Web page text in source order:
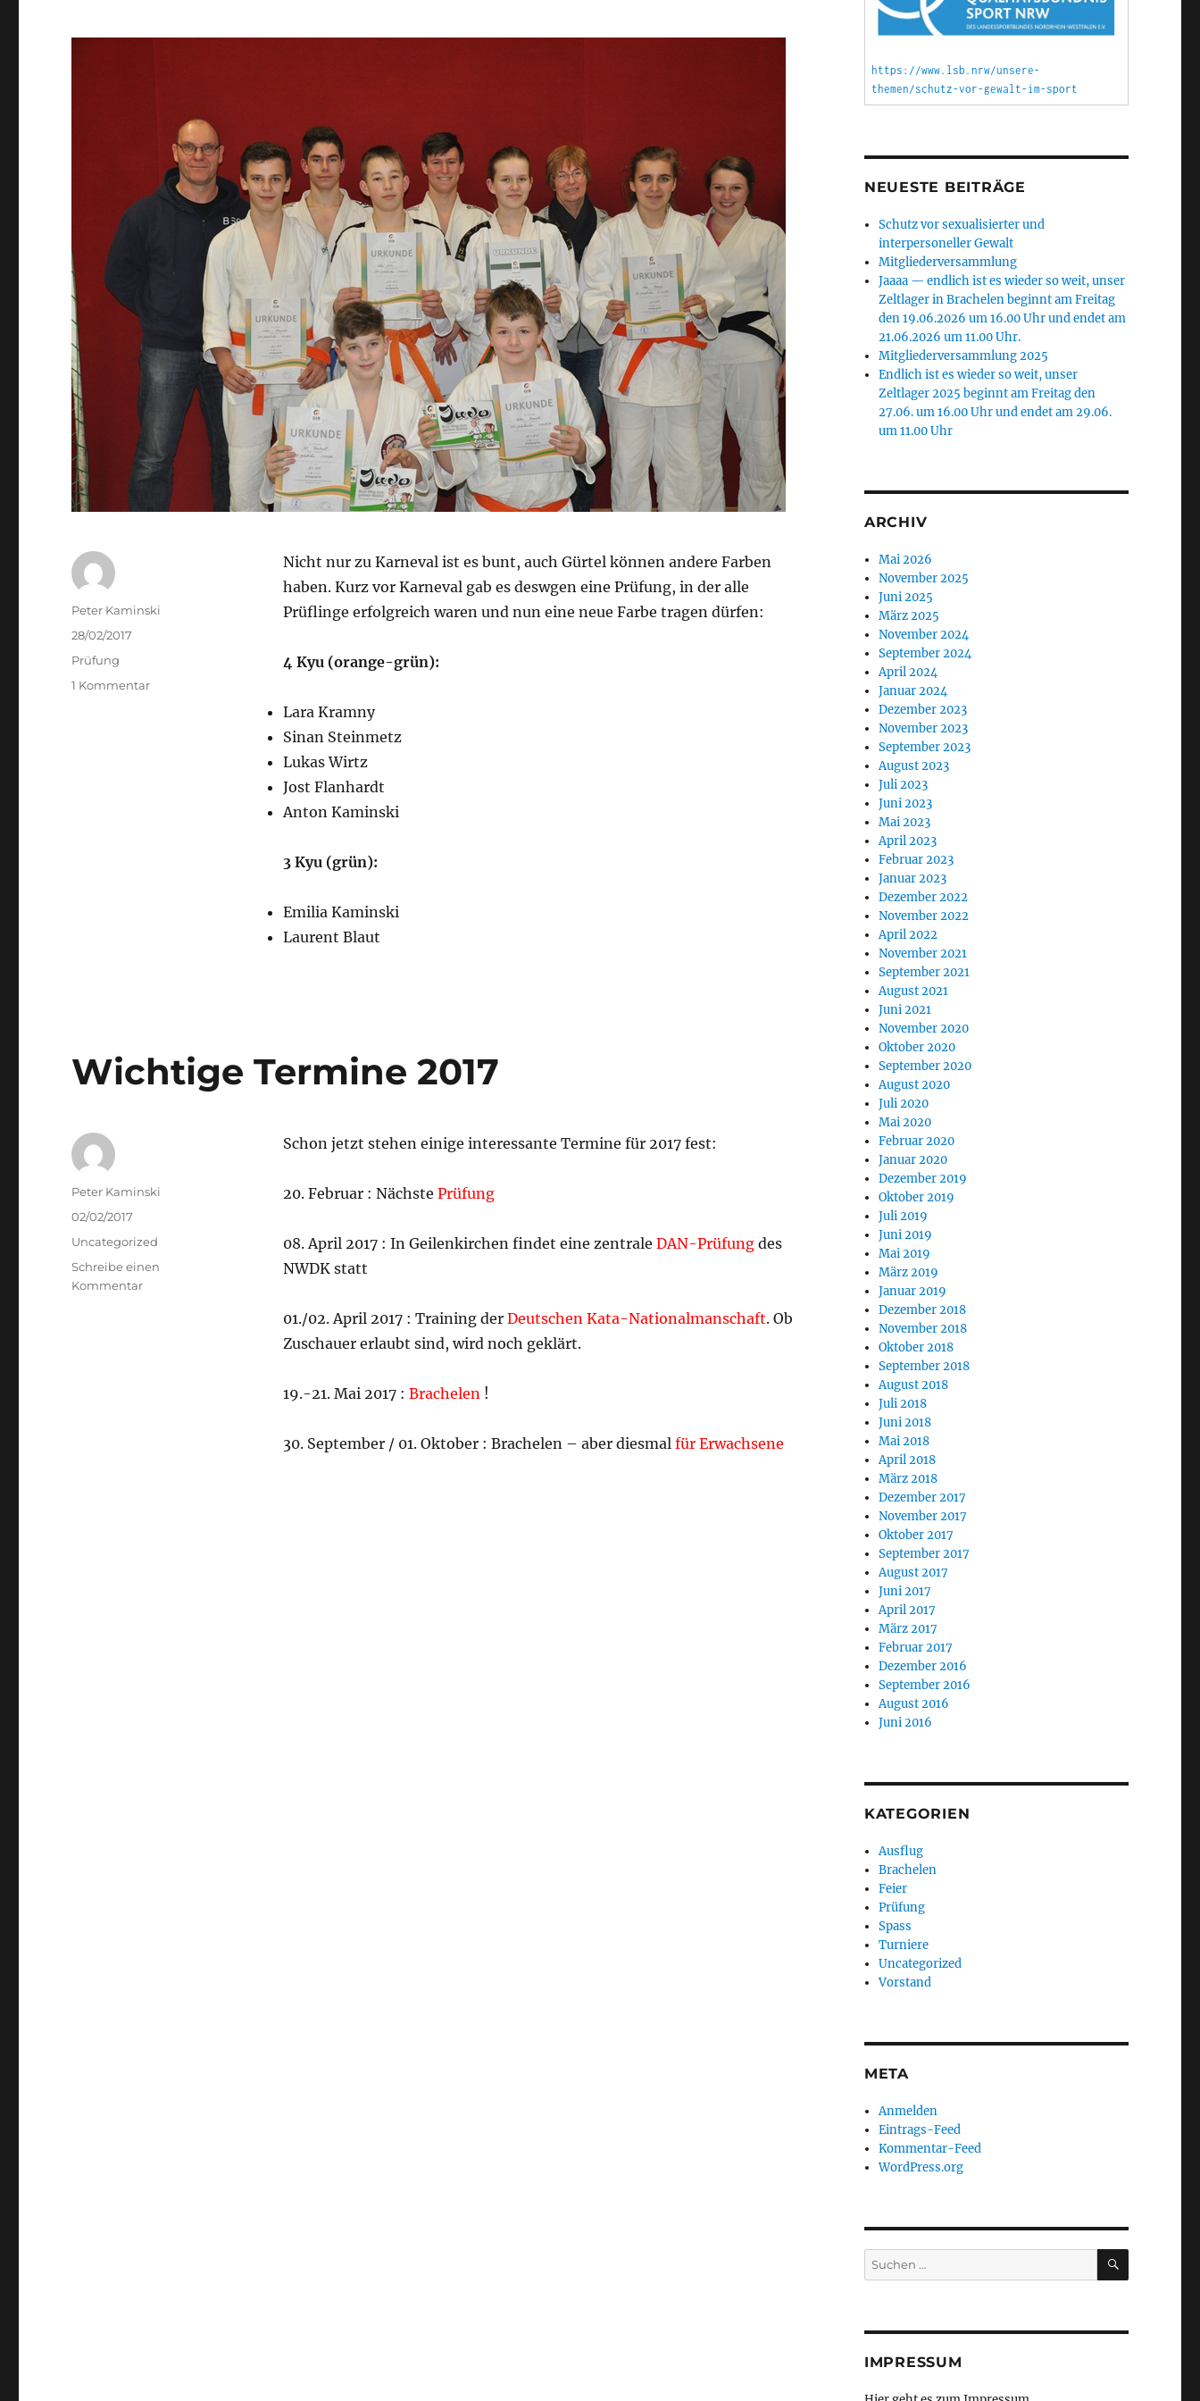
Nicht nur zu Karneval ist es bunt, auch Gürtel können andere Farben
haben. Kurz vor Karneval gab es deswgen eine Prüfung, in der alle
Prüflinge erfolgreich waren und nun eine neue Farbe tragen dürfen:
4 Kyu (orange-grün):
Lara Kramny
Sinan Steinmetz
Lukas Wirtz
Jost Flanhardt
Anton Kaminski
3 Kyu (grün):
Emilia Kaminski
Laurent Blaut
Autor
Peter Kaminski
Veröffentlicht
am
28/02/2017
Kategorien
Prüfung
1 Kommentarzu
Wichtige Termine 2017
Schon jetzt stehen einige interessante Termine für 2017 fest:
20. Februar : Nächste Prüfung
08. April 2017 : In Geilenkirchen findet eine zentrale DAN-Prüfungdes
NWDK statt
01./02. April 2017 : Training der Deutschen Kata-Nationalmanschaft. Ob
Zuschauer erlaubt sind, wird noch geklärt.
19.-21. Mai 2017 : Brachelen!
30. September / 01. Oktober : Brachelen – aber diesmal für Erwachsene
Autor
Peter Kaminski
Veröffentlicht
02/02/2017
Kategorien
Uncategorized
Schreibe einen
Kommentarzu
https://www.lsb.nrw/unsere-
themen/schutz-vor-gewalt-im-sport
NEUESTE BEITRÄGE
Schutz vor sexualisierter und
interpersoneller Gewalt
Mitgliederversammlung
Jaaaa — endlich ist es wieder so weit, unser
Zeltlager in Brachelen beginnt am Freitag
den 19.06.2026 um 16.00 Uhr und endet am
21.06.2026 um 11.00 Uhr.
Mitgliederversammlung 2025
Endlich ist es wieder so weit, unser
Zeltlager 2025 beginnt am Freitag den
27.06. um 16.00 Uhr und endet am 29.06.
um 11.00 Uhr
ARCHIV
Mai 2026
November 2025
Juni 2025
März 2025
November 2024
September 2024
April 2024
Januar 2024
Dezember 2023
November 2023
September 2023
August 2023
Juli 2023
Juni 2023
Mai 2023
April 2023
Februar 2023
Januar 2023
Dezember 2022
November 2022
April 2022
November 2021
September 2021
August 2021
Juni 2021
November 2020
Oktober 2020
September 2020
August 2020
Juli 2020
Mai 2020
Februar 2020
Januar 2020
Dezember 2019
Oktober 2019
Juli 2019
Juni 2019
Mai 2019
März 2019
Januar 2019
Dezember 2018
November 2018
Oktober 2018
September 2018
August 2018
Juli 2018
Juni 2018
Mai 2018
April 2018
März 2018
Dezember 2017
November 2017
Oktober 2017
September 2017
August 2017
Juni 2017
April 2017
März 2017
Februar 2017
Dezember 2016
September 2016
August 2016
Juni 2016
KATEGORIEN
Ausflug
Brachelen
Feier
Prüfung
Spass
Turniere
Uncategorized
Vorstand
META
Anmelden
Eintrags-Feed
Kommentar-Feed
WordPress.org
Suchen
nach:
SUCHEN
IMPRESSUM